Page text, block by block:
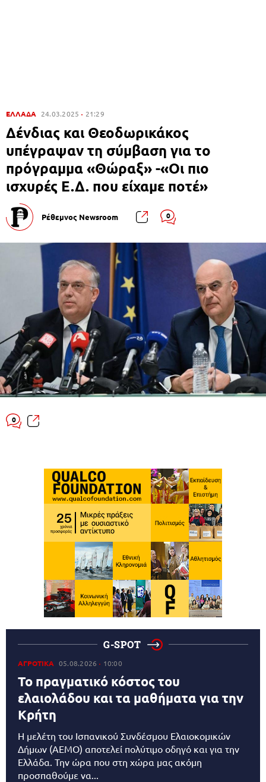
ΕΛΛΑΔΑ 24.03.2025 21:29
Δένδιας και Θεοδωρικάκος
υπέγραψαν τη σύμβαση για το
πρόγραμμα «Θώραξ» -«Οι πιο
ισχυρές Ε.Δ. που είχαμε ποτέ»
Ρέθεμνος Newsroom 0
0
G-SPOT
ΑΓΡΟΤΙΚΑ 05.08.2026 10:00
Το πραγματικό κόστος του
ελαιολάδου και τα μαθήματα για την
Κρήτη
Η μελέτη του Ισπανικού Συνδέσμου Ελαιοκομικών
Δήμων (AEMO) αποτελεί πολύτιμο οδηγό και για την
Ελλάδα. Την ώρα που στη χώρα μας ακόμη
προσπαθούμε να...